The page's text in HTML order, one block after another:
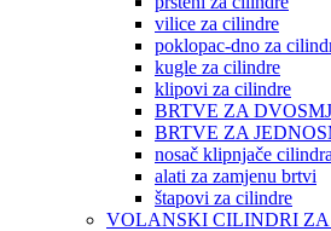
vilice za cilindre
poklopac-dno za
kugle za cilindre
klipovi za cilindre
BRTVE ZA
BRTVE ZA
nosač klipnjače cilindra
alati za zamjenu brtvi
štapovi za cilindre
VOLANSKI CILINDRI